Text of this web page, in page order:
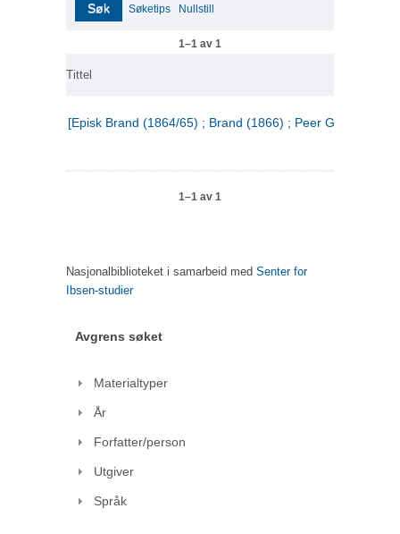
Søk Søketips Nullstill
1–1 av 1
Tittel
[Episk Brand (1864/65) ; Brand (1866) ; Peer Gynt (1867)]
1–1 av 1
Nasjonalbiblioteket i samarbeid med Senter for
Ibsen-studier
Avgrens søket
Materialtyper
År
Forfatter/person
Utgiver
Språk